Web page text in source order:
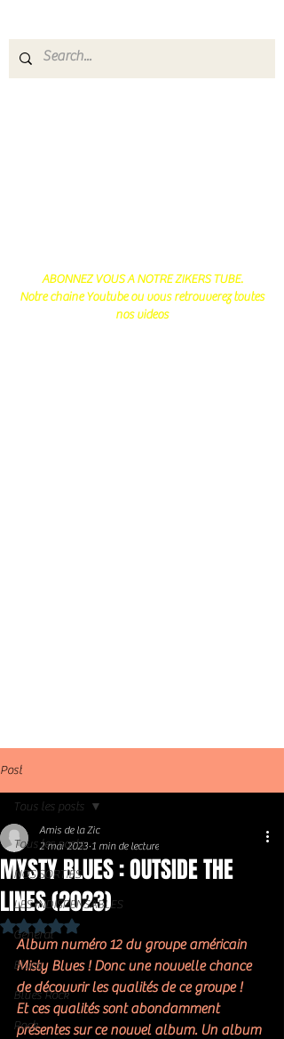
ABONNEZ VOUS A NOTRE ZIKERS TUBE.
Notre chaine Youtube ou vous retrouverez toutes
nos videos
Post
Tous les posts
NOS SORTIES
LES INDISPENSABLES
Général
Blues
Blues Rock
Rock
Tous les posts
MYSTY BLUES : OUTSIDE THE
LINES (2023)
Amis de la Zic
2 mai 2023 1 min de lecture
Noté NaN étoiles sur 5.
Album numéro 12 du groupe américain
Misty Blues ! Donc une nouvelle chance
de découvrir les qualités de ce groupe !
Et ces qualités sont abondamment
présentes sur ce nouvel album. Un album